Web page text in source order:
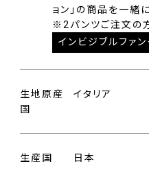
ョン」の商品を一緒
※2パンツご注文の
インビジブルファ
生地原産
国
イタリア
生産国 日本